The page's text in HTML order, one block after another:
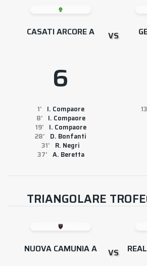
CASATI ARCORE A
6
1
I. Compaore
8
I. Compaore
19
I. Compaore
28
D. Bonfanti
31
R. Negri
37
A. Beretta
VS
13
TRIANGOLARE
NUOVA CAMUNIA A VS